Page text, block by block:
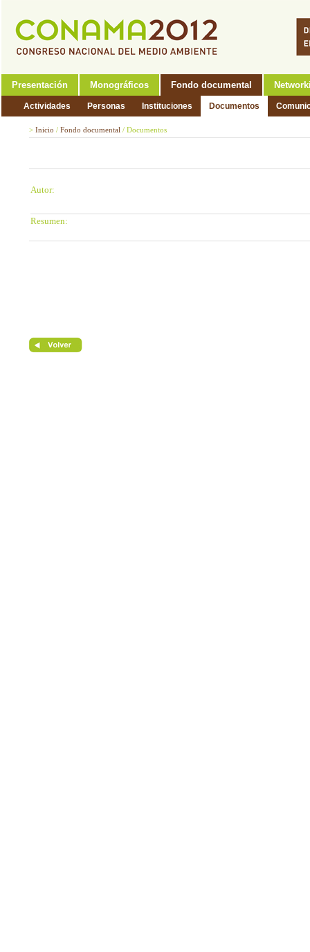
Presentación Monográficos Fondo documental
Actividades Personas Instituciones Documentos
> Inicio / Fondo documental / Documentos
Autor:
Resumen: